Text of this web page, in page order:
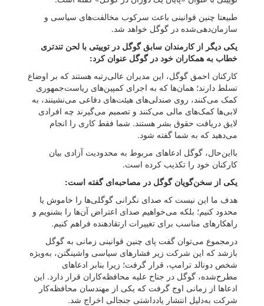
طبیعتا چنین قوانینی باعث سرکوب مخالفت‌های سیاسی و
سازمان‌دهی‌شده در گوگل خواهد شد.
یکی دیگر از کارمندان سابق گوگل در توییتی با لحن تندتری
خطاب به همکاران خود در گوگل عنوان کرد:
کارکنان احمق گوگل، این مدیران عالی‌رتبه هستند که بر اوضاع
تسلط دارند؛ همان‌ها که به اجرای کمپین‌های ریاست‌جمهوری
کمک می‌کنند، روی صندلی‌‌های هیئت‌های دفاعی می‌نشینند، به
لابی‌ها کمک‌های مالی می‌کنند و تصمیم می‌گیرند چه افرادی
لایق دریافت حقوق بشر هستند. شما فقط کاری را انجام
می‌دهید که به شما گفته شود.
بااین‌حال، گوگل ادعاهای مربوط به محدودیت آزادی بیان
کارکنان خود را تکذیب کرده است.
یکی از سخن‌گویان گوگل در مصاحبه‌ای گفته است:
هدف ما این نیست که صدای نگرانی گوگلی‌ها را خاموش یا
محدود کنیم؛ بلکه می‌خواهیم صدای اعتراض آن‌ها را بشنویم و
راهکارهای مناسب برای تغییرات ارتقادهنده فراهم کنیم.
درمجموع می‌توان گفت پای چنین قوانینی زمانی به گوگل
بازشد که این شرکت زیر فشارهای سیاسی واشینگتن، به‌‌ویژه
شخص دونالد ترامپ، قرار گرفت؛ زیرا بنابر ادعاهای
مطرح‌شده، گوگل در جناح علیه محافظه‌کاران قرار دارد. این
ادعاها از زمانی اوج گرفت که یکی از مهندسان محافظه‌کار
شرکت به‌دلیل انتشار یادداشتی جنجالی اخراج شد.